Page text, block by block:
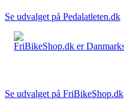
Se udvalget på Pedalatleten.dk
FriBikeShop.dk er
Se udvalget på FriBikeShop.dk